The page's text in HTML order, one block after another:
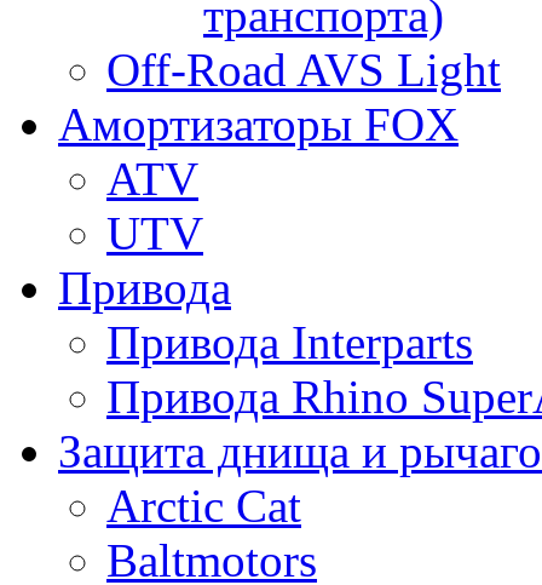
транспорта)
Off-Road AVS Light
Амортизаторы FOX
ATV
UTV
Привода
Привода Interparts
Привода Rhino
Защита днища и
Arctic Cat
Baltmotors